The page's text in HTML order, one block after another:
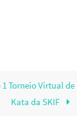
1 Torneio Virtual de
Kata da SKIF